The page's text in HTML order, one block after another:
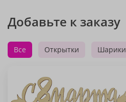
Добавьте к заказу
Все Открытки Шарики